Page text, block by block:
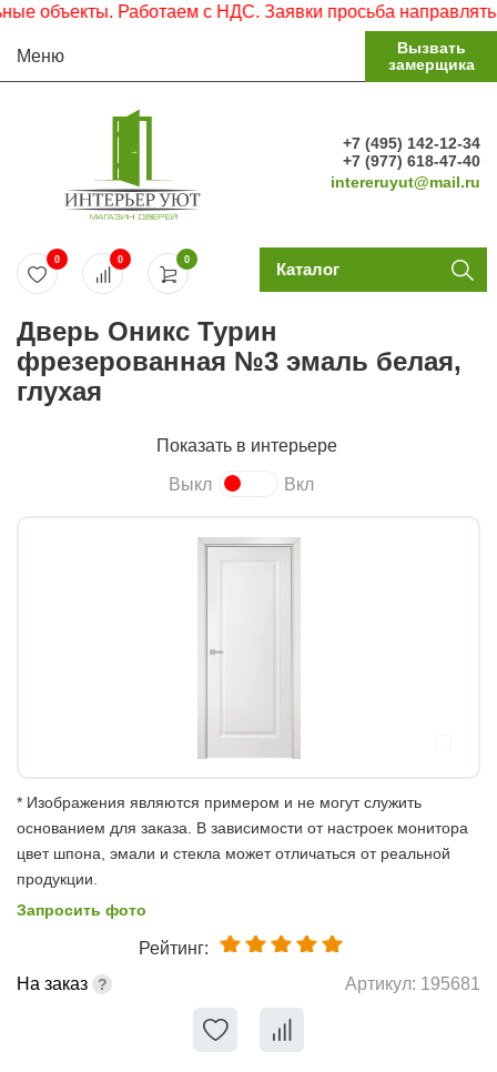
объекты. Работаем с НДС. Заявки просьба направлять на
Меню
Вызвать
замерщика
+7 (495) 142-12-34
+7 (977) 618-47-40
intereruyut@mail.ru
0
0 0 Каталог
Дверь Оникс Турин
фрезерованная №3 эмаль белая,
глухая
Показать в интерьере
Выкл Вкл
* Изображения являются примером и не могут служить
основанием для заказа. В зависимости от настроек монитора
цвет шпона, эмали и стекла может отличаться от реальной
продукции.
Запросить фото
Рейтинг:
На заказ
Артикул: 195681